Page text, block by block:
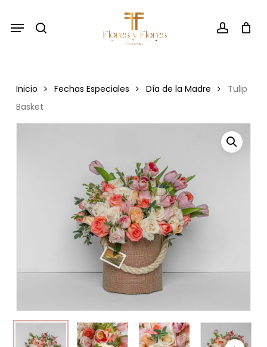
account
Menu
Inicio Fechas Especiales Día de la Madre
Tulip
Basket